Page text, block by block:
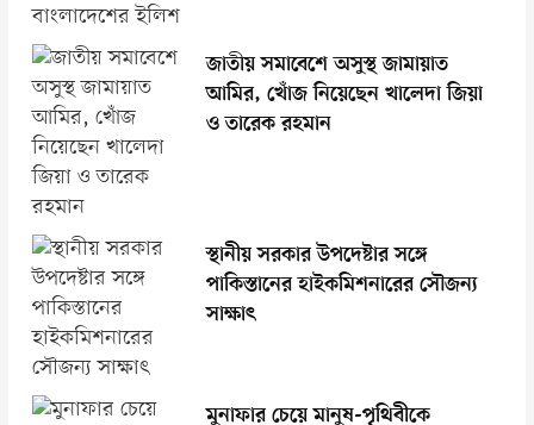
জাতীয় সমাবেশে অসুস্থ জামায়াত
আমির, খোঁজ নিয়েছেন খালেদা জিয়া
ও তারেক রহমান
স্থানীয় সরকার উপদেষ্টার সঙ্গে
পাকিস্তানের হাইকমিশনারের সৌজন্য
সাক্ষাৎ
মুনাফার চেয়ে মানুষ-পৃথিবীকে